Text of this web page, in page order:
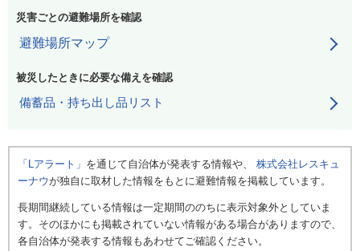
災害ごとの避難場所を確認
避難場所マップ
被災したときに必要な備えを確認
備蓄品・持ち出し品リスト
「Lアラート」 を通じて自治体が発表する情報や、 株式会社レスキュ
ーナウが独自に取材した情報をもとに避難情報を掲載しています。
長期間継続している情報は一定期間ののちに表示対象外としていま
す。そのほかにも掲載されていない情報がある場合がありますので、
各自治体が発表する情報もあわせてご確認ください。